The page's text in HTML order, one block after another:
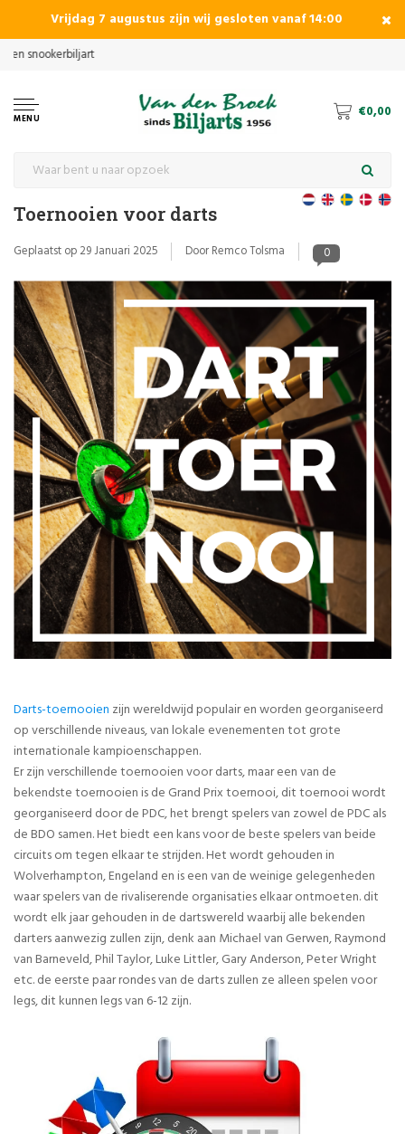
Vrijdag 7 augustus zijn wij gesloten vanaf 14:00
MENU €0,00
Toernooien voor darts
Geplaatst op 29 Januari 2025 Door Remco Tolsma 0
Darts-toernooien zijn wereldwijd populair en worden georganiseerd
op verschillende niveaus, van lokale evenementen tot grote
internationale kampioenschappen.
Er zijn verschillende toernooien voor darts, maar een van de
bekendste toernooien is de Grand Prix toernooi, dit toernooi wordt
georganiseerd door de PDC, het brengt spelers van zowel de PDC als
de BDO samen. Het biedt een kans voor de beste spelers van beide
circuits om tegen elkaar te strijden. Het wordt gehouden in
Wolverhampton, Engeland en is een van de weinige gelegenheden
waar spelers van de rivaliserende organisaties elkaar ontmoeten. dit
wordt elk jaar gehouden in de dartswereld waarbij alle bekenden
darters aanwezig zullen zijn, denk aan Michael van Gerwen, Raymond
van Barneveld, Phil Taylor, Luke Littler, Gary Anderson, Peter Wright
etc. de eerste paar rondes van de darts zullen ze alleen spelen voor
legs, dit kunnen legs van 6-12 zijn.